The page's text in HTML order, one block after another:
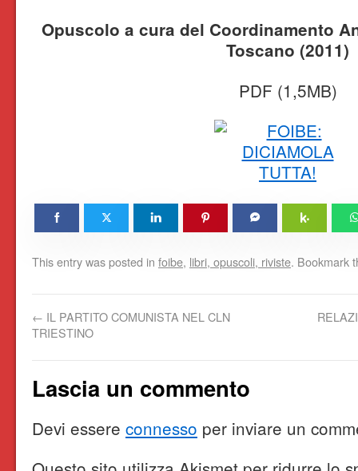
Opuscolo a cura del Coordinamento
Toscano (2011)
PDF (1,5MB)
This entry was posted in foibe, libri, opuscoli, riviste. Bookmark
← IL PARTITO COMUNISTA NEL CLN
TRIESTINO
Lascia un commento
Devi essere connesso per inviare un